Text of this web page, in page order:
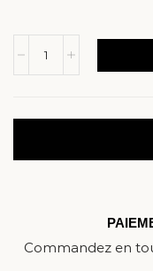
Commandez en